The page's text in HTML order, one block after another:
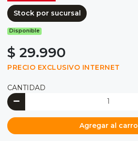
Stock por sucursal
Disponible
$ 29.990
PRECIO EXCLUSIVO INTERNET
CANTIDAD
Agregar al carro